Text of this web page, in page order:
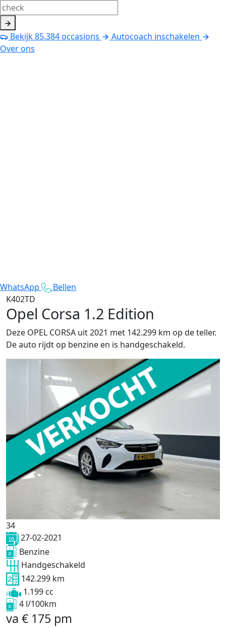
Bekijk85.384occasions
Autocoach inschakelen
Over ons
WhatsApp
Bellen
K402TD
Opel Corsa 1.2 Edition
Deze OPEL CORSA uit 2021 met 142.299 km op de teller.
De auto rijdt op benzine en is handgeschakeld.
34
27-02-2021
Benzine
Handgeschakeld
142.299 km
1.199 cc
4 l/100km
va € 175 pm